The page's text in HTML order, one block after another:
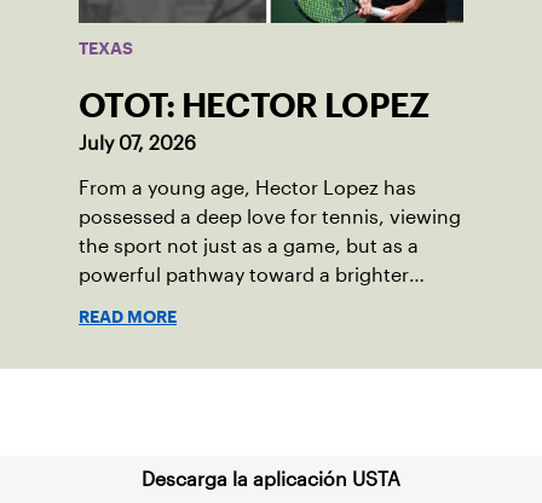
TEXAS
OTOT: HECTOR LOPEZ
July 07, 2026
From a young age, Hector Lopez has
possessed a deep love for tennis, viewing
the sport not just as a game, but as a
powerful pathway toward a brighter
READ MORE
Descarga la aplicación USTA